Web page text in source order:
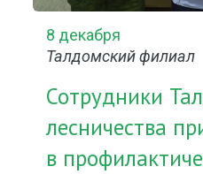
8 декабря
Талдомский филиал
Сотрудники
лесничества
в